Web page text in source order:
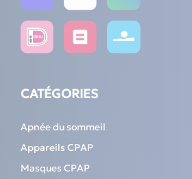
CATÉGORIES
Apnée du sommeil
Appareils CPAP
Masques CPAP